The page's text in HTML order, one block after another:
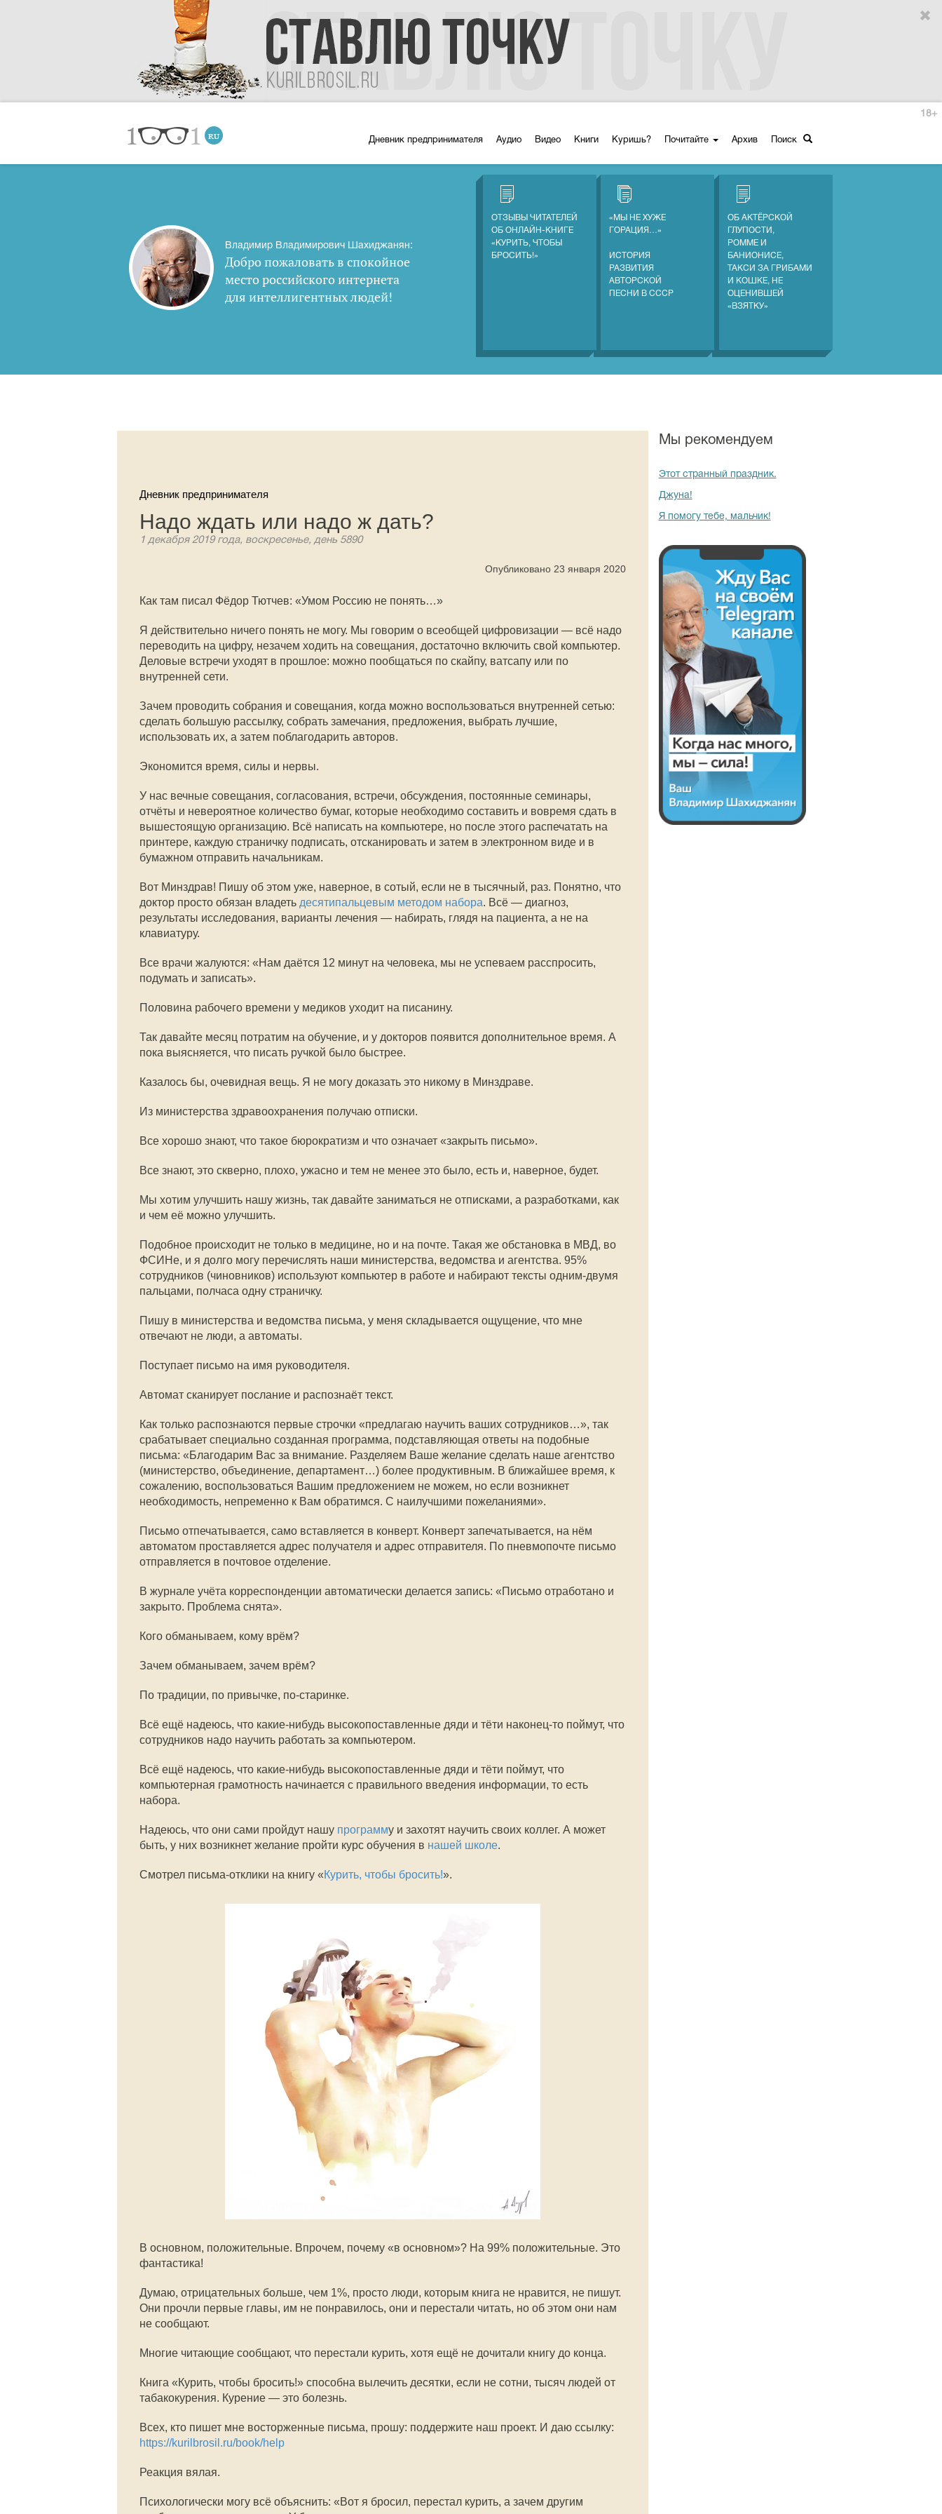
Дневник предпринимателя Аудио Видео Книги Куришь? Почитайте Архив Поиск
18+
Владимир Владимирович Шахиджанян:
Добро пожаловать в спокойное
место российского интернета
для интеллигентных людей!
ОТЗЫВЫ ЧИТАТЕЛЕЙ
ОБ ОНЛАЙН-КНИГЕ
«КУРИТЬ, ЧТОБЫ
БРОСИТЬ!»
«МЫ НЕ ХУЖЕ
ГОРАЦИЯ…»
ИСТОРИЯ
РАЗВИТИЯ
АВТОРСКОЙ
ПЕСНИ В СССР
ОБ АКТЁРСКОЙ
ГЛУПОСТИ,
РОММЕ И
БАНИОНИСЕ,
ТАКСИ ЗА ГРИБАМИ
И КОШКЕ, НЕ
ОЦЕНИВШЕЙ
«ВЗЯТКУ»
Дневник предпринимателя
Надо ждать или надо ж дать?
1 декабря 2019 года, воскресенье, день 5890
Опубликовано 23 января 2020
Как там писал Фёдор Тютчев: «Умом Россию не понять…»
Я действительно ничего понять не могу. Мы говорим о всеобщей цифровизации — всё надо
переводить на цифру, незачем ходить на совещания, достаточно включить свой компьютер.
Деловые встречи уходят в прошлое: можно пообщаться по скайпу, ватсапу или по
внутренней сети.
Зачем проводить собрания и совещания, когда можно воспользоваться внутренней сетью:
сделать большую рассылку, собрать замечания, предложения, выбрать лучшие,
использовать их, а затем поблагодарить авторов.
Экономится время, силы и нервы.
У нас вечные совещания, согласования, встречи, обсуждения, постоянные семинары,
отчёты и невероятное количество бумаг, которые необходимо составить и вовремя сдать в
вышестоящую организацию. Всё написать на компьютере, но после этого распечатать на
принтере, каждую страничку подписать, отсканировать и затем в электронном виде и в
бумажном отправить начальникам.
Вот Минздрав! Пишу об этом уже, наверное, в сотый, если не в тысячный, раз. Понятно, что
доктор просто обязан владеть десятипальцевым методом набора. Всё — диагноз,
результаты исследования, варианты лечения — набирать, глядя на пациента, а не на
клавиатуру.
Все врачи жалуются: «Нам даётся 12 минут на человека, мы не успеваем расспросить,
подумать и записать».
Половина рабочего времени у медиков уходит на писанину.
Так давайте месяц потратим на обучение, и у докторов появится дополнительное время. А
пока выясняется, что писать ручкой было быстрее.
Казалось бы, очевидная вещь. Я не могу доказать это никому в Минздраве.
Из министерства здравоохранения получаю отписки.
Все хорошо знают, что такое бюрократизм и что означает «закрыть письмо».
Все знают, это скверно, плохо, ужасно и тем не менее это было, есть и, наверное, будет.
Мы хотим улучшить нашу жизнь, так давайте заниматься не отписками, а разработками, как
и чем её можно улучшить.
Подобное происходит не только в медицине, но и на почте. Такая же обстановка в МВД, во
ФСИНе, и я долго могу перечислять наши министерства, ведомства и агентства. 95%
сотрудников (чиновников) используют компьютер в работе и набирают тексты одним-двумя
пальцами, полчаса одну страничку.
Пишу в министерства и ведомства письма, у меня складывается ощущение, что мне
отвечают не люди, а автоматы.
Поступает письмо на имя руководителя.
Автомат сканирует послание и распознаёт текст.
Как только распознаются первые строчки «предлагаю научить ваших сотрудников…», так
срабатывает специально созданная программа, подставляющая ответы на подобные
письма: «Благодарим Вас за внимание. Разделяем Ваше желание сделать наше агентство
(министерство, объединение, департамент…) более продуктивным. В ближайшее время, к
сожалению, воспользоваться Вашим предложением не можем, но если возникнет
необходимость, непременно к Вам обратимся. С наилучшими пожеланиями».
Письмо отпечатывается, само вставляется в конверт. Конверт запечатывается, на нём
автоматом проставляется адрес получателя и адрес отправителя. По пневмопочте письмо
отправляется в почтовое отделение.
В журнале учёта корреспонденции автоматически делается запись: «Письмо отработано и
закрыто. Проблема снята».
Кого обманываем, кому врём?
Зачем обманываем, зачем врём?
По традиции, по привычке, по-старинке.
Всё ещё надеюсь, что какие-нибудь высокопоставленные дяди и тёти наконец-то поймут, что
сотрудников надо научить работать за компьютером.
Всё ещё надеюсь, что какие-нибудь высокопоставленные дяди и тёти поймут, что
компьютерная грамотность начинается с правильного введения информации, то есть
набора.
Надеюсь, что они сами пройдут нашу программу и захотят научить своих коллег. А может
быть, у них возникнет желание пройти курс обучения в нашей школе.
Смотрел письма-отклики на книгу «Курить, чтобы бросить!».
В основном, положительные. Впрочем, почему «в основном»? На 99% положительные. Это
фантастика!
Думаю, отрицательных больше, чем 1%, просто люди, которым книга не нравится, не пишут.
Они прочли первые главы, им не понравилось, они и перестали читать, но об этом они нам
не сообщают.
Многие читающие сообщают, что перестали курить, хотя ещё не дочитали книгу до конца.
Книга «Курить, чтобы бросить!» способна вылечить десятки, если не сотни, тысяч людей от
табакокурения. Курение — это болезнь.
Всех, кто пишет мне восторженные письма, прошу: поддержите наш проект. И даю ссылку:
https://kurilbrosil.ru/book/help
Реакция вялая.
Психологически могу всё объяснить: «Вот я бросил, перестал курить, а зачем другим
Мы рекомендуем
Этот странный праздник.
Джуна!
Я помогу тебе, мальчик!